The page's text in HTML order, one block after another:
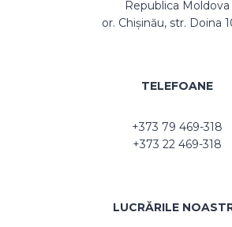
Republica Moldova
or. Chișinău, str. Doina
TELEFOANE
+373 79 469-318
+373 22 469-318
LUCRĂRILE